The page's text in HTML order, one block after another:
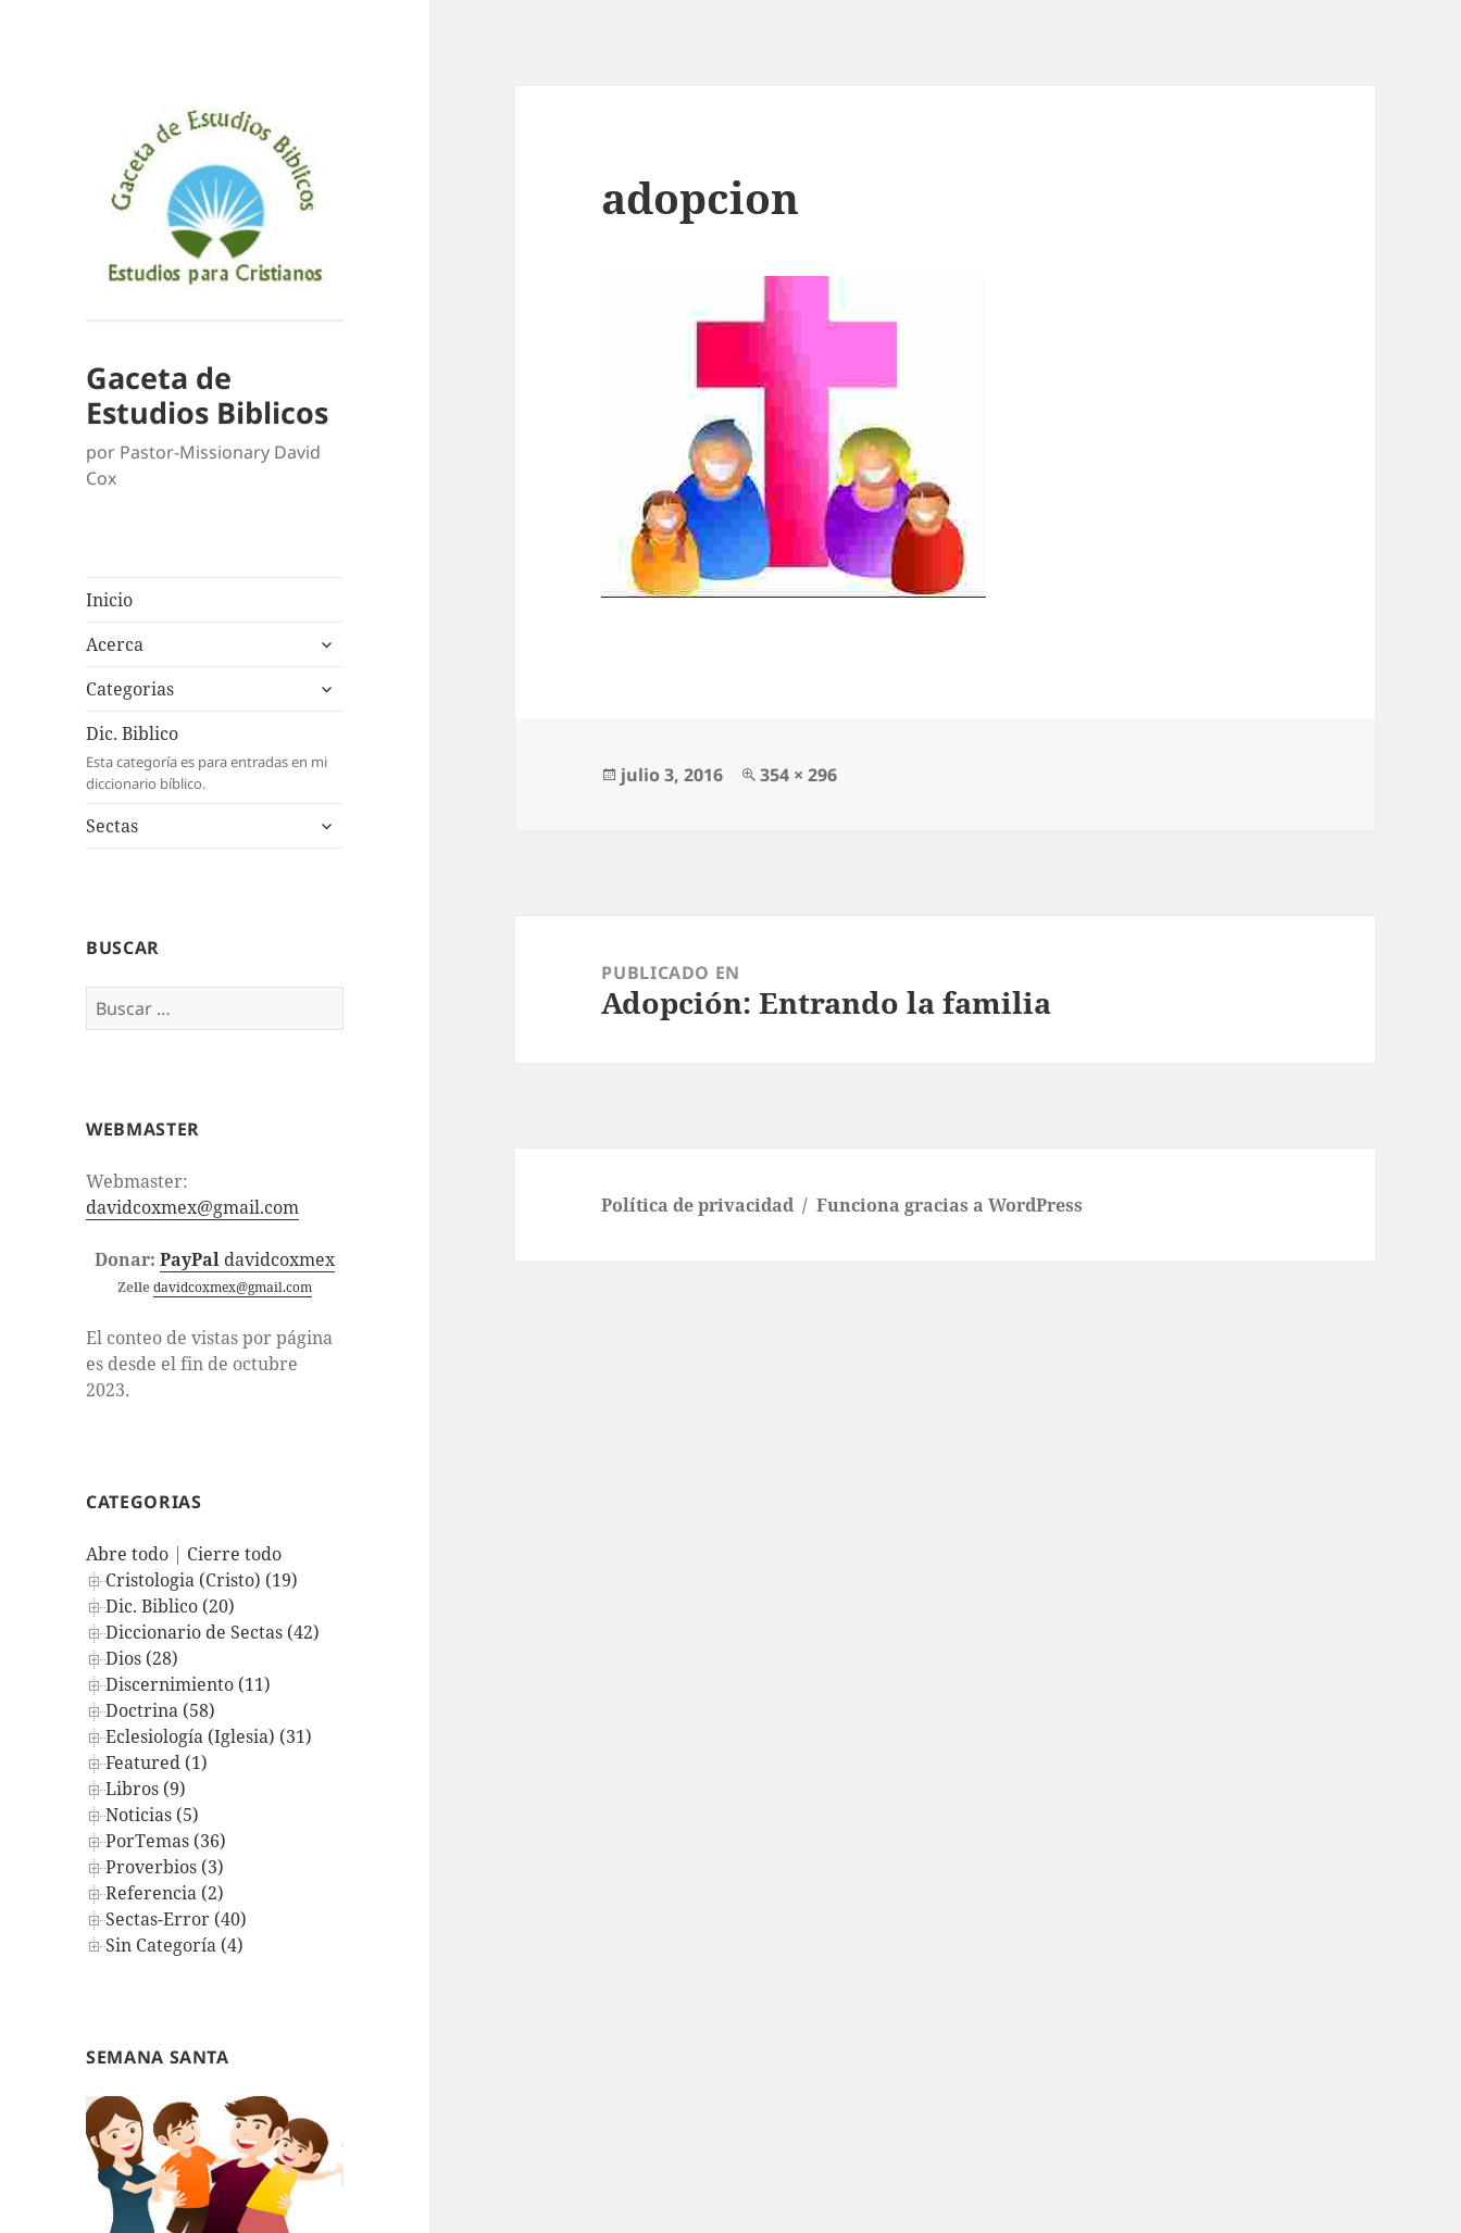
Gaceta de
Estudios Biblicos
por Pastor-Missionary David
Cox
Inicio
Acerca
expande
menú
Categorias
expande
inferior
Dic. Biblico
Esta categoría es para entradas en mi
diccionario bíblico.
Sectas
expande
BUSCAR
Buscar:
WEBMASTER
Webmaster:
davidcoxmex@gmail.com
Donar: PayPal davidcoxmex
Zelledavidcoxmex@gmail.com
El conteo de vistas por página
es desde el fin de octubre
2023.
CATEGORIAS
Abre todo | Cierre todo
Cristologia (Cristo) (19)
Dic. Biblico (20)
Diccionario de Sectas (42)
Dios (28)
Discernimiento (11)
Doctrina (58)
Eclesiología (Iglesia) (31)
Featured (1)
Libros (9)
Noticias (5)
PorTemas (36)
Proverbios (3)
Referencia (2)
Sectas-Error (40)
Sin Categoría (4)
SEMANA SANTA
adopcion
Publicado
julio 3, 2016
Tamaño
354 × 296
entradas
PUBLICADO EN
Adopción: Entrando la familia
Política de privacidad Funciona gracias a WordPress